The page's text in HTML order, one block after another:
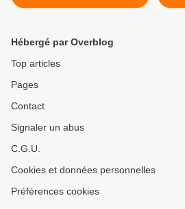
Hébergé par Overblog
Top articles
Pages
Contact
Signaler un abus
C.G.U.
Cookies et données personnelles
Préférences cookies